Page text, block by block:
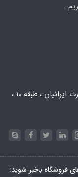
.
آدرس: تهران ، میدان ولیعصر ، مرکز تجارت ایرانیان ، طبقه 10 ،
فروشگاه باخبر شوید: